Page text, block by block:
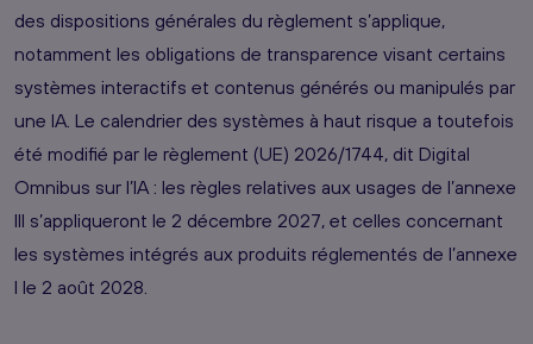
des dispositions générales du règlement s’applique,
notamment les obligations de transparence visant certains
systèmes interactifs et contenus générés ou manipulés par
une IA. Le calendrier des systèmes à haut risque a toutefois
été modifié par le règlement (UE) 2026/1744, dit Digital
Omnibus sur l’IA : les règles relatives aux usages de l’annexe
III s’appliqueront le 2 décembre 2027, et celles concernant
les systèmes intégrés aux produits réglementés de l’annexe
I le 2 août 2028.